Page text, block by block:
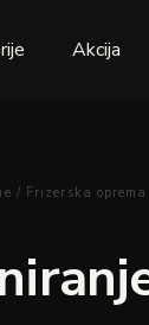
Akcija
/ Frizerska oprema